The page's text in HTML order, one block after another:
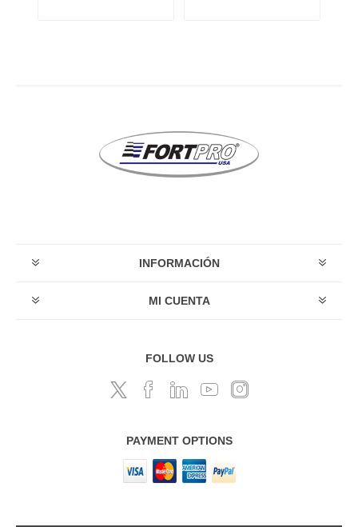
INFORMACIÓN
MI CUENTA
FOLLOW US
PAYMENT OPTIONS